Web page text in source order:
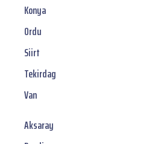
Konya
Ordu
Siirt
Tekirdag
Van
Aksaray